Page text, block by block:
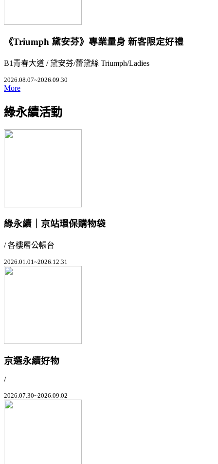
《Triumph 黛安芬》專業量身 新客限定好禮
B1青春大道 / 黛安芬/蕾黛絲 Triumph/Ladies
2026.08.07~2026.09.30
More
綠永續活動
綠永續｜京站環保購物袋
/ 各樓層公帳台
2026.01.01~2026.12.31
京選永續好物
/
2026.07.30~2026.09.02